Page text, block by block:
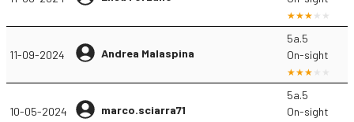
11-09-2024 Andrea Malaspina
5a.5
On-sight
10-05-2024 marco.sciarra71
5a.5
On-sight